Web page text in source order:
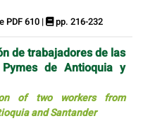
PDF 610 | pp. 216-232
de trabajadores de las
de Antioquia y
of two workers from
and Santander